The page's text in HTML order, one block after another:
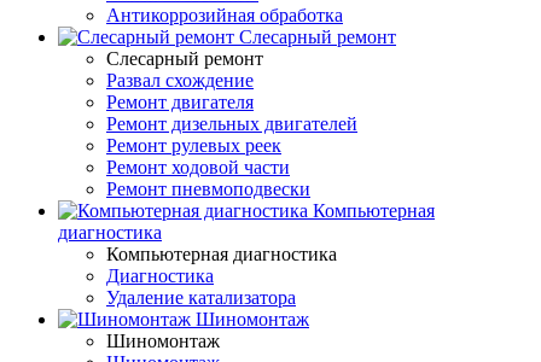
Антикоррозийная обработка
Слесарный ремонт
Слесарный ремонт
Развал схождение
Ремонт двигателя
Ремонт дизельных двигателей
Ремонт рулевых реек
Ремонт ходовой части
Ремонт пневмоподвески
Компьютерная
диагностика
Компьютерная диагностика
Диагностика
Удаление катализатора
Шиномонтаж
Шиномонтаж